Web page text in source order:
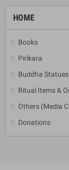
HOME
Books
Pirikara
Buddha Statues
Ritual Items &
Others (Media
Donations